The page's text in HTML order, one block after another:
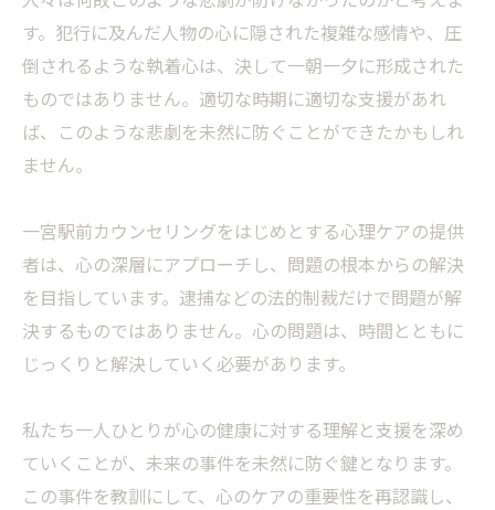
す。犯行に及んだ人物の心に隠された複雑な感情や、圧
倒されるような執着心は、決して一朝一夕に形成された
ものではありません。適切な時期に適切な支援があれ
ば、このような悲劇を未然に防ぐことができたかもしれ
ません。
一宮駅前カウンセリングをはじめとする心理ケアの提供
者は、心の深層にアプローチし、問題の根本からの解決
を目指しています。逮捕などの法的制裁だけで問題が解
決するものではありません。心の問題は、時間とともに
じっくりと解決していく必要があります。
私たち一人ひとりが心の健康に対する理解と支援を深め
ていくことが、未来の事件を未然に防ぐ鍵となります。
この事件を教訓にして、心のケアの重要性を再認識し、